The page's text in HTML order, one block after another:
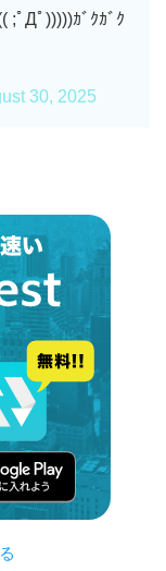
;ﾟДﾟ)))))ｶﾞｸｶﾞｸ
30, 2025